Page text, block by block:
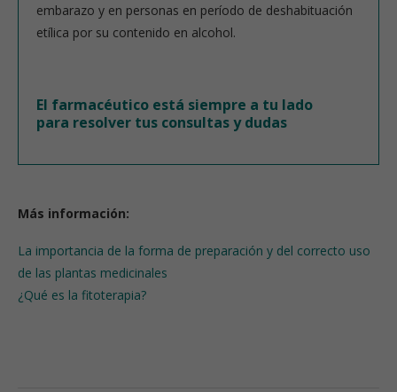
embarazo y en personas en período de deshabituación
etílica por su contenido en alcohol.
El farmacéutico está siempre a tu lado
para resolver tus consultas y dudas
Más información:
La importancia de la forma de preparación y del correcto uso
de las plantas medicinales
¿Qué es la fitoterapia?